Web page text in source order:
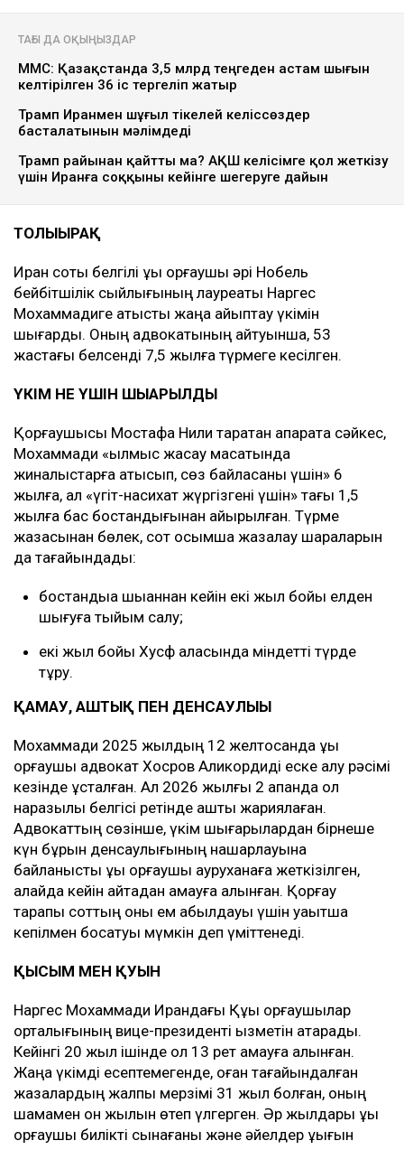
ТАҒЫ ДА ОҚЫҢЫЗДАР
МӘМС: Қазақстанда 3,5 млрд теңгеден астам шығын
келтірілген 36 іс тергеліп жатыр
Трамп Иранмен шұғыл тікелей келіссөздер
басталатынын мәлімдеді
Трамп райынан қайтты ма? АҚШ келісімге қол жеткізу
үшін Иранға соққыны кейінге шегеруге дайын
ТОЛЫҒЫРАҚ
Иран соты белгілі құқық қорғаушы әрі Нобель
бейбітшілік сыйлығының лауреаты Наргес
Мохаммадиге қатысты жаңа айыптау үкімін
шығарды. Оның адвокатының айтуынша, 53
жастағы белсенді 7,5 жылға түрмеге кесілген.
ҮКІМ НЕ ҮШІН ШЫҒАРЫЛДЫ
Қорғаушысы Мостафа Нили таратқан ақпаратқа сәйкес,
Мохаммади «қылмыс жасау мақсатында
жиналыстарға қатысып, сөз байласқаны үшін» 6
жылға, ал «үгіт-насихат жүргізгені үшін» тағы 1,5
жылға бас бостандығынан айырылған. Түрме
жазасынан бөлек, сот қосымша жазалау шараларын
да тағайындады:
бостандыққа шыққаннан кейін екі жыл бойы елден
шығуға тыйым салу;
екі жыл бойы Хусф қаласында міндетті түрде
тұру.
ҚАМАУ, АШТЫҚ ПЕН ДЕНСАУЛЫҒЫ
Мохаммади 2025 жылдың 12 желтоқсанда құқық
қорғаушы адвокат Хосров Аликордиді еске алу рәсімі
кезінде ұсталған. Ал 2026 жылғы 2 ақпанда ол
наразылық белгісі ретінде аштық жариялаған.
Адвокаттың сөзінше, үкім шығарылардан бірнеше
күн бұрын денсаулығының нашарлауына
байланысты құқық қорғаушы ауруханаға жеткізілген,
алайда кейін қайтадан қамауға алынған. Қорғау
тарапы соттың оны ем қабылдауы үшін уақытша
кепілмен босатуы мүмкін деп үміттенеді.
ҚЫСЫМ МЕН ҚУҒЫН
Наргес Мохаммади Ирандағы Құқық қорғаушылар
орталығының вице-президенті қызметін атқарады.
Кейінгі 20 жыл ішінде ол 13 рет қамауға алынған.
Жаңа үкімді есептемегенде, оған тағайындалған
жазалардың жалпы мерзімі 31 жыл болған, оның
шамамен он жылын өтеп үлгерген. Әр жылдары құқық
қорғаушы билікті сынағаны және әйелдер құқығын